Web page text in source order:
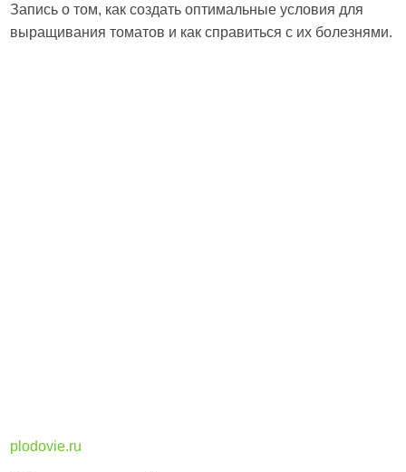
Запись о том, как создать оптимальные условия для
выращивания томатов и как справиться с их болезнями.
plodovie.ru